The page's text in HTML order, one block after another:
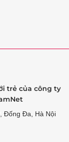
trẻ của công ty
Đống Đa, Hà Nội